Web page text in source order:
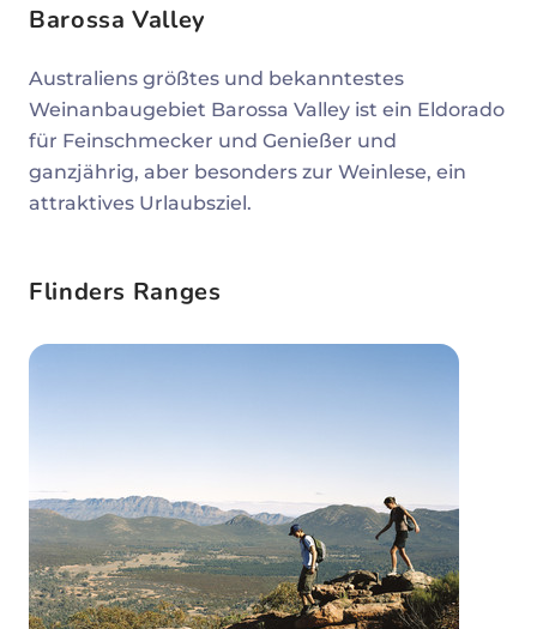
Barossa Valley
Australiens größtes und bekanntestes
Weinanbaugebiet Barossa Valley ist ein Eldorado
für Feinschmecker und Genießer und
ganzjährig, aber besonders zur Weinlese, ein
attraktives Urlaubsziel.
Flinders Ranges